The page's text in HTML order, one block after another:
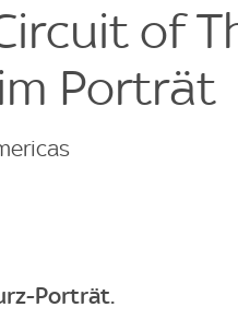
of
Porträt
Porträt.